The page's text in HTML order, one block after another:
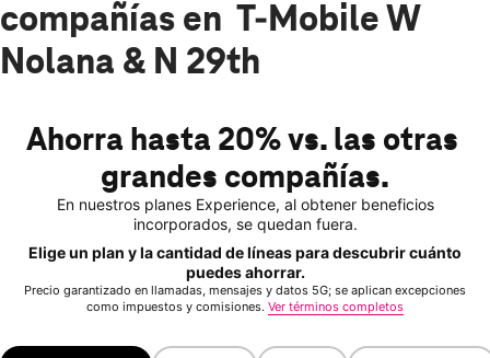
compañías en T-Mobile W
Nolana & N 29th